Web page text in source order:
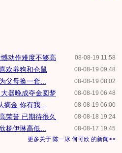
08-08-19 11:58
动作难度不够高
08-08-19 09:48
欢养狗和仓鼠
08-08-19 08:02
父母换一套...
08-08-19 06:48
器晚成夺金圆梦
08-08-19 06:00
金 你有我...
08-08-18 19:24
荣誉 已期待很久
08-08-17 19:45
杨伊琳高低...
更多关于 陈一冰 何可欣 的新闻>>